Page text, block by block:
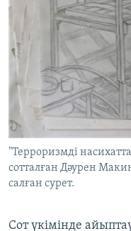
"Терроризмді
сотталған Дәурен
салған сурет.
Сот үкімінде